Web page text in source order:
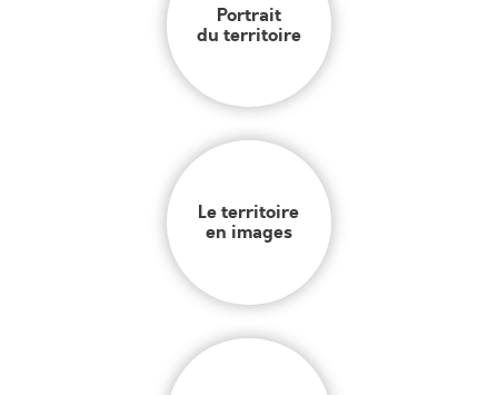
Portrait
du territoire
Le territoire
en images